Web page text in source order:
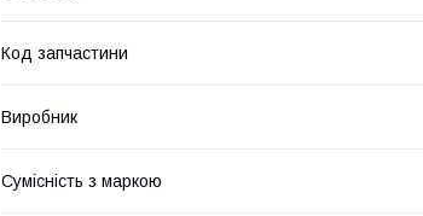
Код запчастини
Виробник
Сумісність з маркою